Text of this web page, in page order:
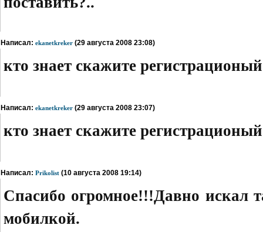
Написал: ekanetkreker (29 августа 2008 23:08)
кто знает скажите
Написал: ekanetkreker (29 августа 2008 23:07)
кто знает скажите
Написал: Prikolist (10 августа 2008 19:14)
Спасибо огромное!!!Давно искал
мобилкой.